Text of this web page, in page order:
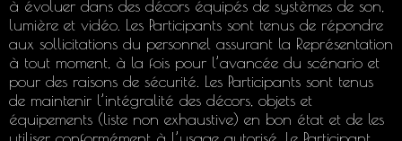
à évoluer dans des décors équipés de systèmes de son,
lumière et vidéo. Les Participants sont tenus de répondre
aux sollicitations du personnel assurant la Représentation
à tout moment, à la fois pour l’avancée du scénario et
pour des raisons de sécurité. Les Participants sont tenus
de maintenir l’intégralité des décors, objets et
équipements (liste non exhaustive) en bon état et de les